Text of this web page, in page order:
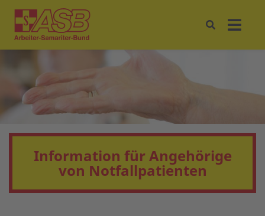
Information für Angehörige
von Notfallpatienten